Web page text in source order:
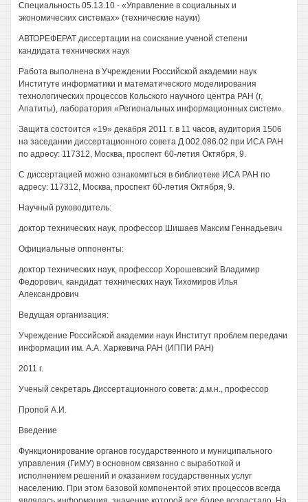
Специальность 05.13.10 - «Управление в социальных и
экономических системах» (технические науки)
АВТОРЕФЕРАТ диссертации на соискание ученой степени
кандидата технических наук
Работа выполнена в Учреждении Российской академии наук
Институте информатики и математического моделирования
технологических процессов Кольского научного центра РАН (г,
Апатиты), лаборатория «Региональных информационных систем».
Защита состоится «19» декабря 2011 г. в 11 часов, аудитория 1506
на заседании диссертационного совета Д 002.086.02 при ИСА РАН
по адресу: 117312, Москва, проспект 60-летия Октября, 9.
С диссертацией можно ознакомиться в библиотеке ИСА РАН по
адресу: 117312, Москва, проспект 60-летия Октября, 9.
Научный руководитель:
доктор технических наук, профессор Шишаев Максим Геннадьевич
Официальные оппоненты:
доктор технических наук, профессор Хорошевский Владимир
Федорович, кандидат технических наук Тихомиров Илья
Александрович
Ведущая организация:
Учреждение Российской академии наук Институт проблем передачи
информации им. А.А. Харкевича РАН (ИППИ РАН)
2011 г.
Ученый секретарь Диссертационного совета: д.м.н., профессор
Пропой А.И.
Введение
Функционирование органов государственного и муниципального
управления (ГиМУ) в основном связанно с выработкой и
исполнением решений и оказанием государственных услуг
населению. При этом базовой компонентой этих процессов всегда